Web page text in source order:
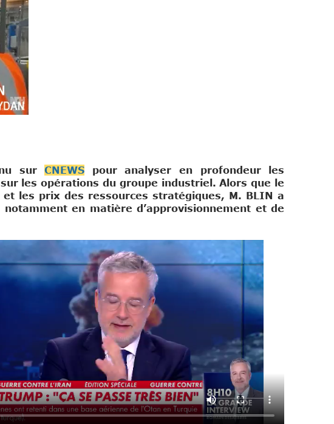
surCNEWS pour analyser en profondeur les
les opérations du groupe industriel. Alors que le
les prix des ressources stratégiques, M. BLIN a
en matière d’approvisionnement et de